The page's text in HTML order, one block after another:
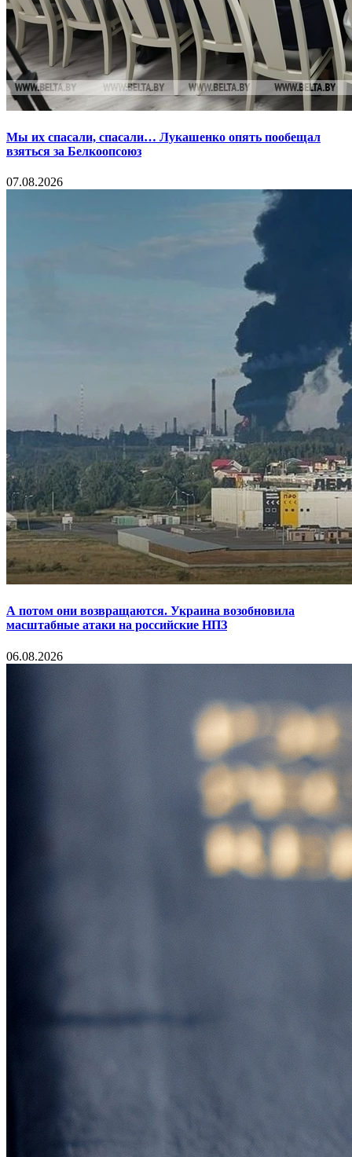
Мы их спасали, спасали… Лукашенко опять пообещал
взяться за Белкоопсоюз
07.08.2026
А потом они возвращаются. Украина возобновила
масштабные атаки на российские НПЗ
06.08.2026